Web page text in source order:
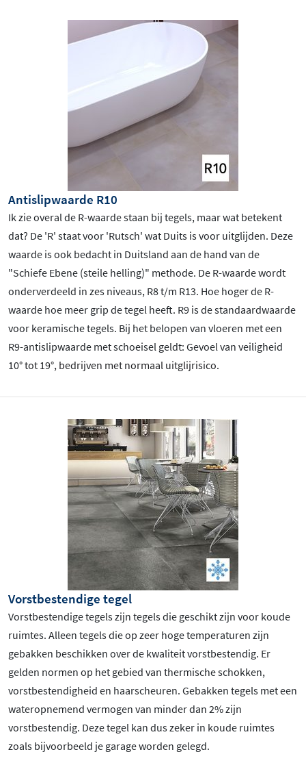
Antislipwaarde R10
Ik zie overal de R-waarde staan bij tegels, maar wat betekent
dat? De 'R' staat voor 'Rutsch' wat Duits is voor uitglijden. Deze
waarde is ook bedacht in Duitsland aan de hand van de
"Schiefe Ebene (steile helling)" methode. De R-waarde wordt
onderverdeeld in zes niveaus, R8 t/m R13. Hoe hoger de R-
waarde hoe meer grip de tegel heeft. R9 is de standaardwaarde
voor keramische tegels. Bij het belopen van vloeren met een
R9-antislipwaarde met schoeisel geldt: Gevoel van veiligheid
10° tot 19°, bedrijven met normaal uitglijrisico.
Vorstbestendige tegel
Vorstbestendige tegels zijn tegels die geschikt zijn voor koude
ruimtes. Alleen tegels die op zeer hoge temperaturen zijn
gebakken beschikken over de kwaliteit vorstbestendig. Er
gelden normen op het gebied van thermische schokken,
vorstbestendigheid en haarscheuren. Gebakken tegels met een
wateropnemend vermogen van minder dan 2% zijn
vorstbestendig. Deze tegel kan dus zeker in koude ruimtes
zoals bijvoorbeeld je garage worden gelegd.